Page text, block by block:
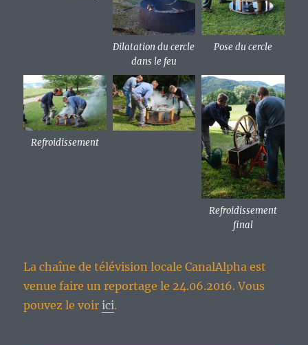
Dilatation du cercle
dans le feu
Pose du cercle
Refroidissement
Refroidissement
final
La chaîne de télévision locale CanalAlpha est
venue faire un reportage le 24.06.2016. Vous
pouvez le voirici.